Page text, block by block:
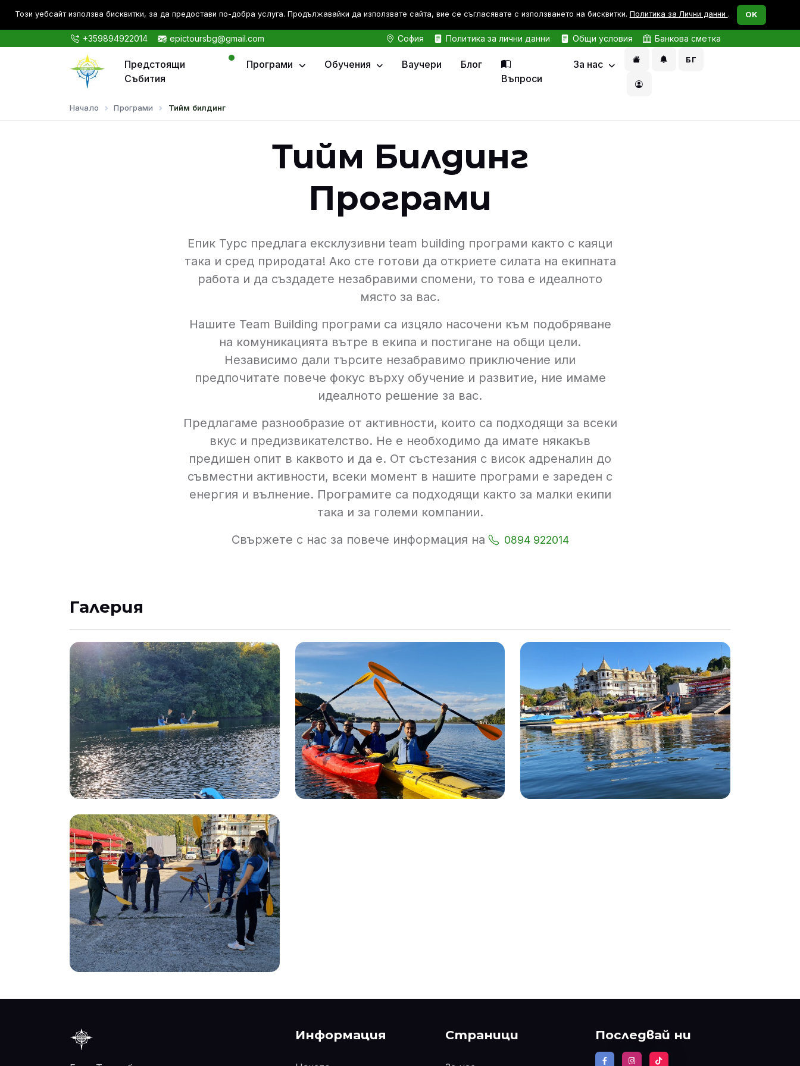
Този уебсайт използва бисквитки, за да предостави по-дoбра услуга. Продължавайки да използвате сайта, вие се съгласявате с използването на бисквитки. Политика за Лични данни . OK
+359894922014 epictoursbg@gmail.com София Политика за лични данни Общи условия Банкова сметка
Предстоящи
Събития
Програми Обучения Ваучери
Блог
Въпроси
За нас БГ
Начало Програми Тийм билдинг
Тийм Билдинг
Програми
Епик Турс предлага ексклузивни team building програми както с каяци
така и сред природата! Ако сте готови да откриете силата на екипната
работа и да създадете незабравими спомени, то това е идеалното
място за вас.
Нашите Team Building програми са изцяло насочени към подобряване
на комуникацията вътре в екипа и постигане на общи цели.
Независимо дали търсите незабравимо приключение или
предпочитате повече фокус върху обучение и развитие, ние имаме
идеалното решение за вас.
Предлагаме разнообразие от активности, които са подходящи за всеки
вкус и предизвикателство. Не е необходимо да имате някакъв
предишен опит в каквото и да е. От състезания с висок адреналин до
съвместни активности, всеки момент в нашите програми е зареден с
енергия и вълнение. Програмите са подходящи както за малки екипи
така и за големи компании.
Свържете с нас за повече информация на
0894 922014
Галерия
Информация Страници Последвай ни